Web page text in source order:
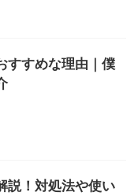
すすめな理由｜僕
説！対処法や使い